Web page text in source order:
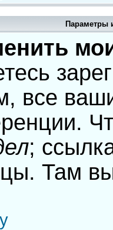
Параметры
все
;
Там